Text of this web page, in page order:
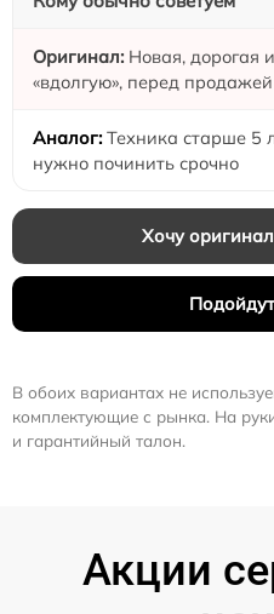
Новая, дорогая
«вдолгую», перед продажей
Техника старше 5
нужно починить срочно
Хочу
В обоих вариантах не
комплектующие с рынка. На
и гарантийный талон.
Акции